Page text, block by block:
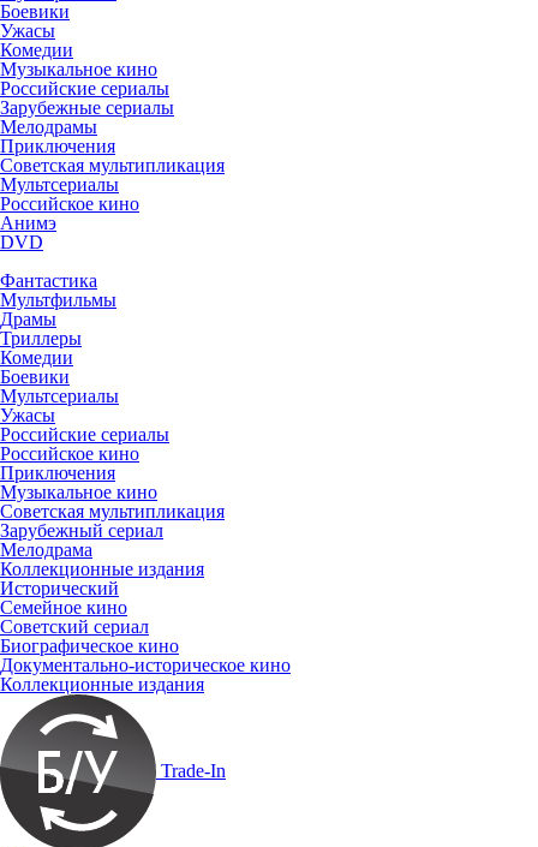
Боевики
Ужасы
Комедии
Музыкальное кино
Российские сериалы
Зарубежные сериалы
Мелодрамы
Приключения
Советская мультипликация
Мультсериалы
Российское кино
Анимэ
DVD
Фантастика
Мультфильмы
Драмы
Триллеры
Комедии
Боевики
Мультсериалы
Ужасы
Российские сериалы
Российское кино
Приключения
Музыкальное кино
Советская мультипликация
Зарубежный сериал
Мелодрама
Коллекционные издания
Исторический
Семейное кино
Советский сериал
Биографическое кино
Документально-историческое кино
Коллекционные издания
Trade-In